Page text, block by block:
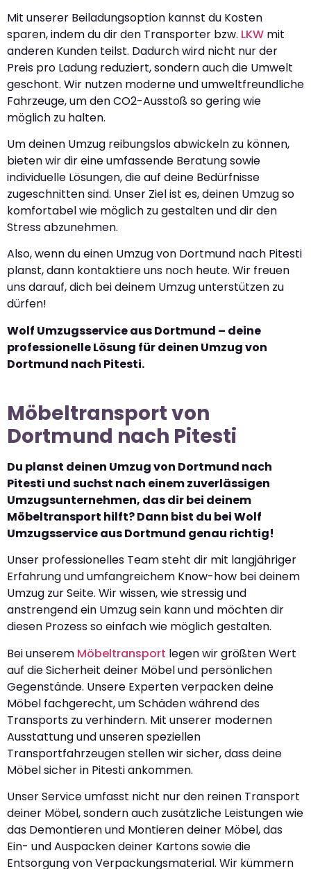
Mit unserer Beiladungsoption kannst du Kosten
sparen, indem du dir den Transporter bzw. LKW mit
anderen Kunden teilst. Dadurch wird nicht nur der
Preis pro Ladung reduziert, sondern auch die Umwelt
geschont. Wir nutzen moderne und umweltfreundliche
Fahrzeuge, um den CO2-Ausstoß so gering wie
möglich zu halten.
Um deinen Umzug reibungslos abwickeln zu können,
bieten wir dir eine umfassende Beratung sowie
individuelle Lösungen, die auf deine Bedürfnisse
zugeschnitten sind. Unser Ziel ist es, deinen Umzug so
komfortabel wie möglich zu gestalten und dir den
Stress abzunehmen.
Also, wenn du einen Umzug von Dortmund nach Pitesti
planst, dann kontaktiere uns noch heute. Wir freuen
uns darauf, dich bei deinem Umzug unterstützen zu
dürfen!
Wolf Umzugsservice aus Dortmund – deine
professionelle Lösung für deinen Umzug von
Dortmund nach Pitesti.
Möbeltransport von
Dortmund nach Pitesti
Du planst deinen Umzug von Dortmund nach
Pitesti und suchst nach einem zuverlässigen
Umzugsunternehmen, das dir bei deinem
Möbeltransport hilft? Dann bist du bei Wolf
Umzugsservice aus Dortmund genau richtig!
Unser professionelles Team steht dir mit langjähriger
Erfahrung und umfangreichem Know-how bei deinem
Umzug zur Seite. Wir wissen, wie stressig und
anstrengend ein Umzug sein kann und möchten dir
diesen Prozess so einfach wie möglich gestalten.
Bei unserem Möbeltransport legen wir größten Wert
auf die Sicherheit deiner Möbel und persönlichen
Gegenstände. Unsere Experten verpacken deine
Möbel fachgerecht, um Schäden während des
Transports zu verhindern. Mit unserer modernen
Ausstattung und unseren speziellen
Transportfahrzeugen stellen wir sicher, dass deine
Möbel sicher in Pitesti ankommen.
Unser Service umfasst nicht nur den reinen Transport
deiner Möbel, sondern auch zusätzliche Leistungen wie
das Demontieren und Montieren deiner Möbel, das
Ein- und Auspacken deiner Kartons sowie die
Entsorgung von Verpackungsmaterial. Wir kümmern